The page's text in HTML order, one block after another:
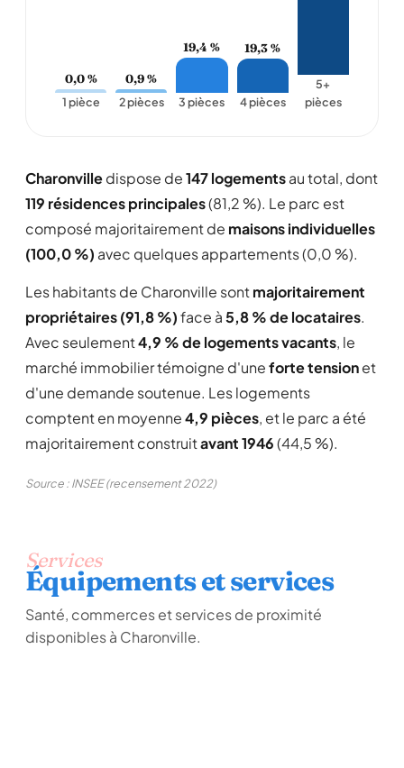
0,0 %
1 pièce
0,9 %
2 pièces
19,4 %
3 pièces
19,3 %
4 pièces
5+
pièces
Charonvilledispose de147 logementsau total, dont
119 résidences principales(81,2 %). Le parc est
composé majoritairement de maisons individuelles
(100,0 %) avec quelques appartements (0,0 %).
Les habitants de Charonville sontmajoritairement
propriétaires (91,8 %)face à5,8 % de locataires.
Avec seulement4,9 % de logements vacants, le
marché immobilier témoigne d'uneforte tensionet
d'une demande soutenue. Les logements
comptent en moyenne4,9 pièces, et le parc a été
majoritairement construitavant 1946(44,5 %).
Source : INSEE (recensement 2022)
Services
Équipements et services
Santé, commerces et services de proximité
disponibles à Charonville.